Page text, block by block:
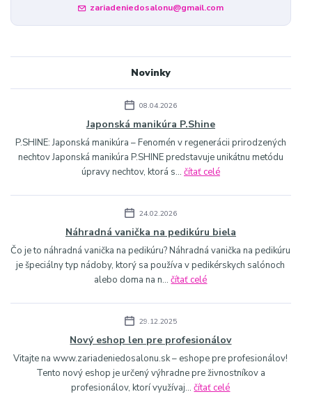
zariadeniedosalonu@gmail.com
Novinky
08.04.2026
Japonská manikúra P.Shine
P.SHINE: Japonská manikúra – Fenomén v regenerácii prirodzených
nechtov Japonská manikúra P.SHINE predstavuje unikátnu metódu
úpravy nechtov, ktorá s... čítať celé
24.02.2026
Náhradná vanička na pedikúru biela
Čo je to náhradná vanička na pedikúru? Náhradná vanička na pedikúru
je špeciálny typ nádoby, ktorý sa používa v pedikérskych salónoch
alebo doma na n...čítať celé
29.12.2025
Nový eshop len pre profesionálov
Vitajte na www.zariadeniedosalonu.sk – eshope pre profesionálov!
Tento nový eshop je určený výhradne pre živnostníkov a
profesionálov, ktorí využívaj...čítať celé